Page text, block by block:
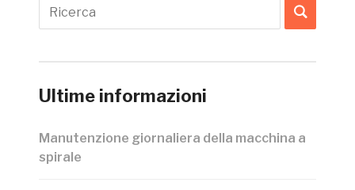
Ultime informazioni
Manutenzione giornaliera della macchina a
spirale